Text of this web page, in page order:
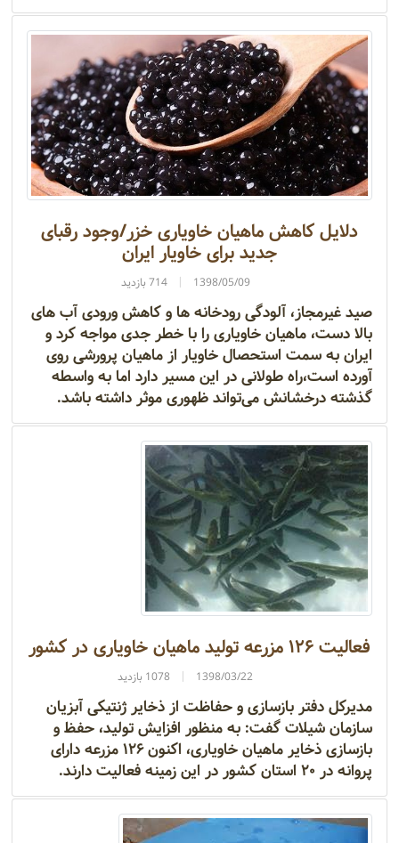
دلایل کاهش ماهیان خاویاری خزر/وجود رقبای
جدید برای خاویار ایران
1398/05/09 714 بازدید
صید غیرمجاز، آلودگی رودخانه‌ ها و کاهش ورودی آب‌ های
بالا دست، ماهیان خاویاری را با خطر جدی مواجه کرد و
ایران به سمت استحصال خاویار از ماهیان پرورشی روی
آورده است،‌راه طولانی در این مسیر دارد اما به واسطه
گذشته درخشانش می‌تواند ظهوری موثر داشته باشد.
فعالیت ۱۲۶ مزرعه تولید ماهیان خاویاری در کشور
1398/03/22 1078 بازدید
مدیرکل دفتر بازسازی و حفاظت از ذخایر ژنتیکی آبزیان
سازمان شیلات گفت: به منظور افزایش تولید، حفظ و
بازسازی ذخایر ماهیان خاویاری، اکنون ۱۲۶ مزرعه دارای
پروانه در ۲۰ استان کشور در این زمینه فعالیت دارند.